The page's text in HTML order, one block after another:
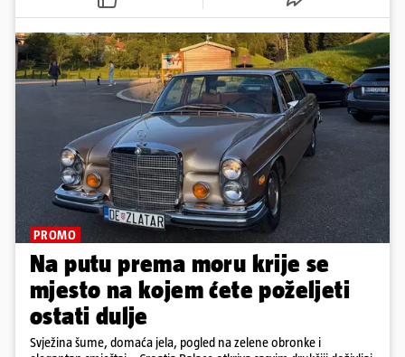
PROMO
Na putu prema moru krije se
mjesto na kojem ćete poželjeti
ostati dulje
Svježina šume, domaća jela, pogled na zelene obronke i